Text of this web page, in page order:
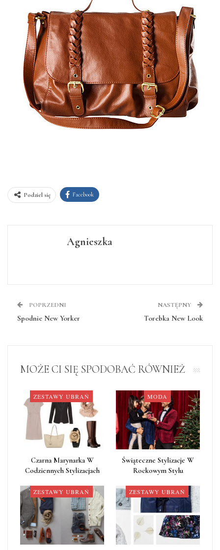
Podziel się Facebook
Agnieszka
POPRZEDNI
Spodnie New Yorker
NASTĘPNY
Torebka New Look
MOŻE CI SIĘ SPODOBAĆ RÓWNIEŻ
ZESTAWY UBRAŃ
Czarna Marynarka W
Codziennych Stylizacjach
MODA
Świąteczne Stylizacje W
Rockowym Stylu
ZESTAWY UBRAŃ ZESTAWY UBRAŃ